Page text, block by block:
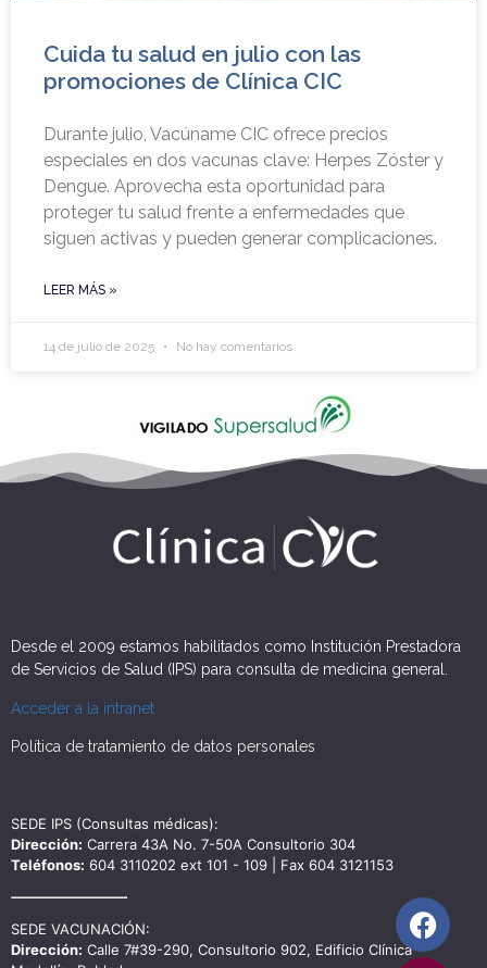
Cuida tu salud en julio con las
promociones de Clínica CIC
Durante julio, Vacúname CIC ofrece precios
especiales en dos vacunas clave: Herpes Zóster y
Dengue. Aprovecha esta oportunidad para
proteger tu salud frente a enfermedades que
siguen activas y pueden generar complicaciones.
LEER MÁS »
14 de julio de 2025 No hay comentarios
Desde el 2009 estamos habilitados como Institución Prestadora
de Servicios de Salud (IPS) para consulta de medicina general.
Acceder a la intranet
Política de tratamiento de datos personales
SEDE IPS (Consultas médicas):
Dirección: Carrera 43A No. 7-50A Consultorio 304
Teléfonos: 604 3110202 ext 101 - 109 | Fax 604 3121153
SEDE VACUNACIÓN:
Dirección: Calle 7#39-290, Consultorio 902, Edificio Clínica